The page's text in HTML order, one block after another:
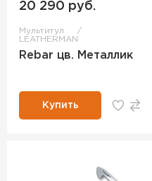
20 290 руб.
Мультитул
LEATHERMAN
Rebar цв. Металлик
Купить